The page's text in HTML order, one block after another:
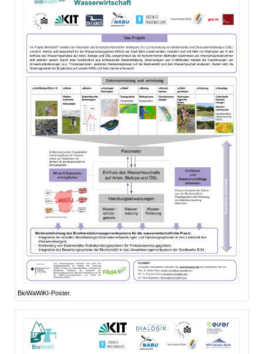
BioWaWiKI-Poster.